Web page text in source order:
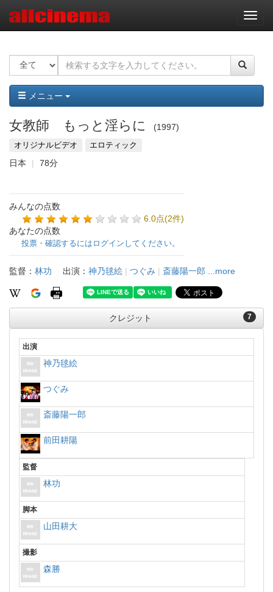
ナ
ビ
ー
ョ
ン
メニュー
女教師 もっと淫らに 1997
オリジナルビデオ エロティック
日本 78分
みんなの点数
6.0点(2件)
あなたの点数
投票・確認するにはログインしてください。
監督： 林功 出演： 神乃毬絵 | つぐみ | 斎藤陽一郎 ...more
7
クレジット
出演
神乃毬絵
つぐみ
斎藤陽一郎
前田耕陽
監督
林功
脚本
山田耕大
撮影
森勝